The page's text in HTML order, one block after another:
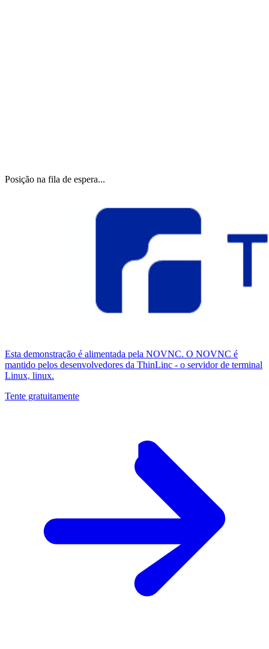
Posição na fila de espera...
Esta demonstração é alimentada pela NOVNC. O NOVNC é
mantido pelos desenvolvedores da ThinLinc - o servidor de terminal
Linux, linux.
Tente gratuitamente